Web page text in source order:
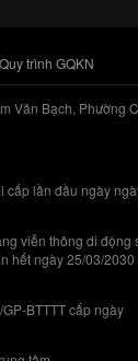
Quy trình GQKN
Văn Bạch, Phường
cấp lần đầu ngày
viễn thông di động
hết ngày 25/03/2030
BTTTT cấp ngày